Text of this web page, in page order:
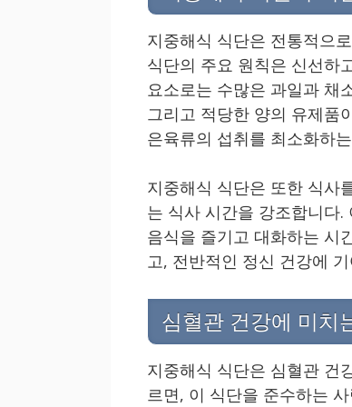
지중해식 식단은 전통적으
식단의 주요 원칙은 신선하
요소로는 수많은 과일과 채
그리고 적당한 양의 유제품
은육류의 섭취를 최소화하
지중해식 식단은 또한 식사
는 식사 시간을 강조합니다
음식을 즐기고 대화하는 시
고, 전반적인 정신 건강에
심혈관 건강에 미치
지중해식 식단은 심혈관 건
르면, 이 식단을 준수하는